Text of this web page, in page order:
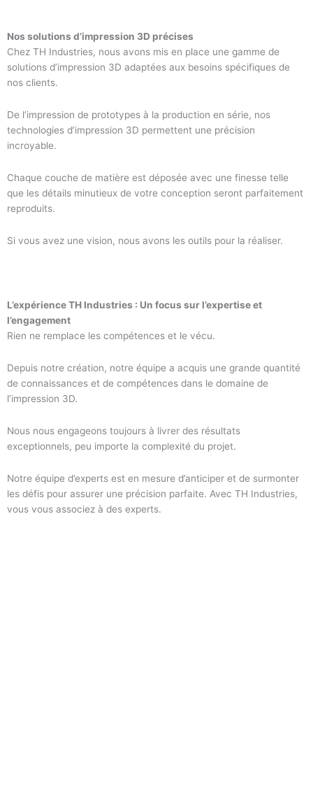
Nos solutions d’impression 3D précises
Chez TH Industries, nous avons mis en place une gamme de
solutions d’impression 3D adaptées aux besoins spécifiques de
nos clients.
De l’impression de prototypes à la production en série, nos
technologies d’impression 3D permettent une précision
incroyable.
Chaque couche de matière est déposée avec une finesse telle
que les détails minutieux de votre conception seront parfaitement
reproduits.
Si vous avez une vision, nous avons les outils pour la réaliser.
L’expérience TH Industries : Un focus sur l’expertise et
l’engagement
Rien ne remplace les compétences et le vécu.
Depuis notre création, notre équipe a acquis une grande quantité
de connaissances et de compétences dans le domaine de
l’impression 3D.
Nous nous engageons toujours à livrer des résultats
exceptionnels, peu importe la complexité du projet.
Notre équipe d’experts est en mesure d’anticiper et de surmonter
les défis pour assurer une précision parfaite. Avec TH Industries,
vous vous associez à des experts.